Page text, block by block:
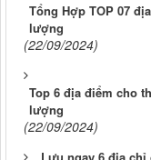
Tổng Hợp TOP 07
lượng
(22/09/2024)
Top 6 địa điểm cho
lượng
(22/09/2024)